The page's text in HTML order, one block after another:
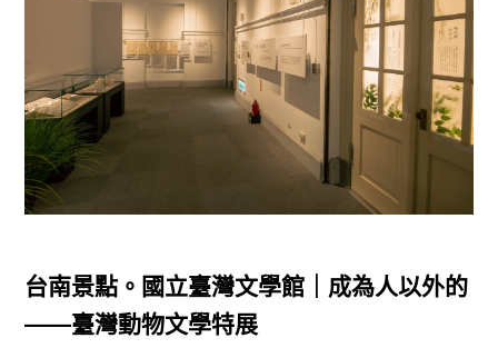
台南景點。國立臺灣文學館｜成為人以外的
——臺灣動物文學特展